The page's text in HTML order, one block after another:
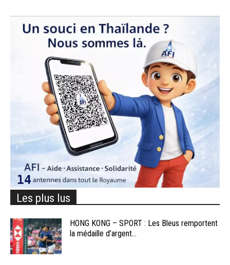
Les plus lus
HONG KONG – SPORT : Les Bleus remportent
la médaille d’argent...